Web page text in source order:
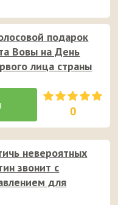
подарок
Вовы на День
лица страны
0
невероятных
звонит с
для